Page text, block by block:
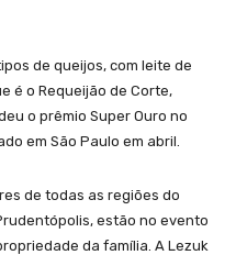
de queijos, com leite de
é o Requeijão de Corte,
o prêmio Super Ouro no
em São Paulo em abril.
de todas as regiões do
estão no evento
da família. A Lezuk